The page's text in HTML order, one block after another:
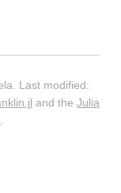
Last modified:
and the Julia
.